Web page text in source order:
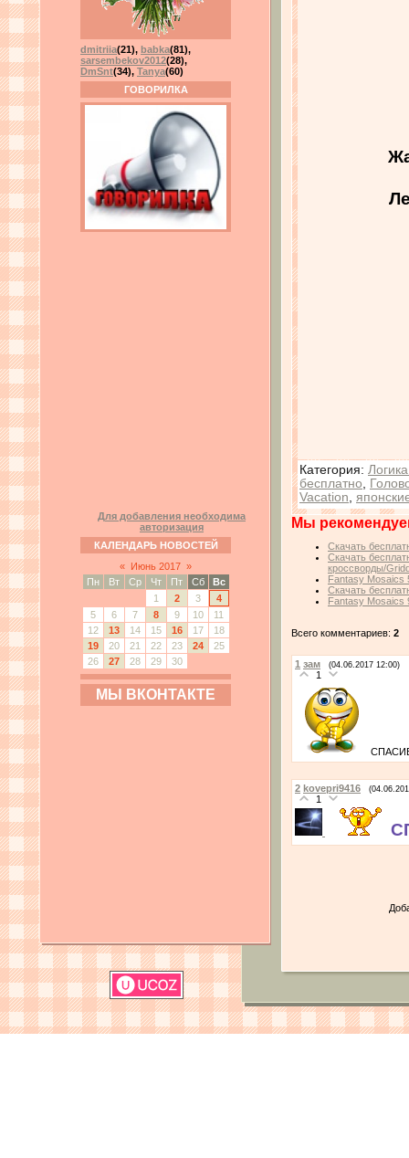
dmitriia(21), babka(81),
sarsembekov2012(28),
DmSnt(34), Tanya(60)
ГОВОРИЛКА
Для добавления необходима
авторизация
КАЛЕНДАРЬ НОВОСТЕЙ
«
Июнь 2017 »
Пн
Вт Ср Чт Пт Сб
Вс
1
2 3
4
5
6 7 8 9 10
11
12
13 14 15 16 17
18
19
20 21 22 23 24
25
26
27 28 29 30
МЫ ВКОНТАКТЕ
Категория:
бесплатно
Vacation
Мы
Скачать
Скачать
кроссворды/
Fantasy Mosaics
Скачать
Fantasy Mosaics
Всего комментариев: 2
1 зам (04.06.2017 12:00)
1
2 kovepri9416
1